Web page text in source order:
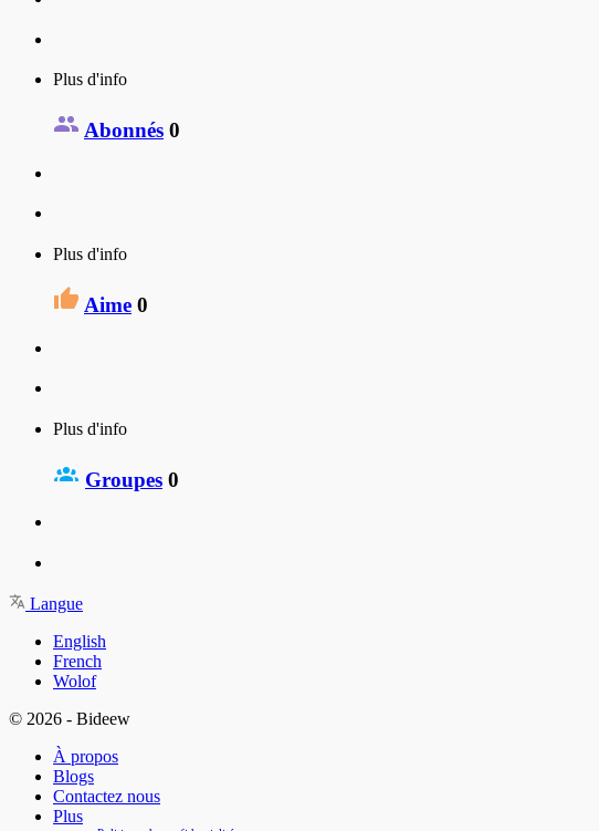
Plus d'info
Abonnés 0
Plus d'info
Aime 0
Plus d'info
Groupes 0
Langue
English
French
Wolof
© 2026 - Bideew
À propos
Blogs
Contactez nous
Plus